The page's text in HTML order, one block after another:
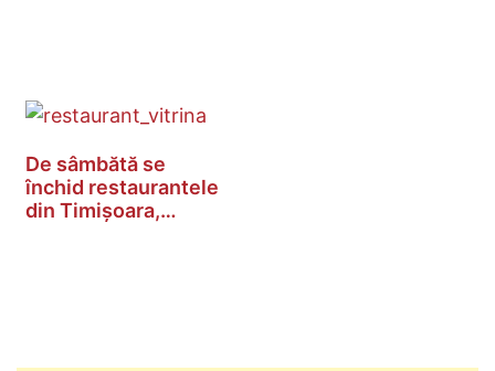
De sâmbătă se
închid restaurantele
din Timișoara,…